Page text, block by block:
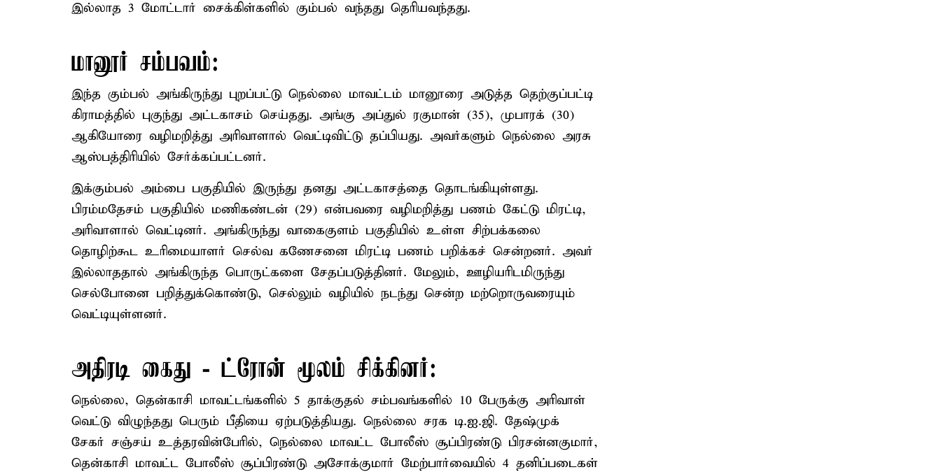
இல்லாத 3 மோட்டார் சைக்கிள்களில் கும்பல் வந்தது தெரியவந்தது.
மானூர் சம்பவம்:
இந்த கும்பல் அங்கிருந்து புறப்பட்டு நெல்லை மாவட்டம் மானூரை அடுத்த தெற்குப்பட்டி
கிராமத்தில் புகுந்து அட்டகாசம் செய்தது. அங்கு அப்துல் ரகுமான் (35), முபாரக் (30)
ஆகியோரை வழிமறித்து அரிவாளால் வெட்டிவிட்டு தப்பியது. அவர்களும் நெல்லை அரசு
ஆஸ்பத்திரியில் சேர்க்கப்பட்டனர்.
இக்கும்பல் அம்பை பகுதியில் இருந்து தனது அட்டகாசத்தை தொடங்கியுள்ளது.
பிரம்மதேசம் பகுதியில் மணிகண்டன் (29) என்பவரை வழிமறித்து பணம் கேட்டு மிரட்டி,
அரிவாளால் வெட்டினர். அங்கிருந்து வாகைகுளம் பகுதியில் உள்ள சிற்பக்கலை
தொழிற்கூட உரிமையாளர் செல்வ கணேசனை மிரட்டி பணம் பறிக்கச் சென்றனர். அவர்
இல்லாததால் அங்கிருந்த பொருட்களை சேதப்படுத்தினர். மேலும், ஊழியரிடமிருந்து
செல்போனை பறித்துக்கொண்டு, செல்லும் வழியில் நடந்து சென்ற மற்றொருவரையும்
வெட்டியுள்ளனர்.
அதிரடி கைது - ட்ரோன் மூலம் சிக்கினர்:
நெல்லை, தென்காசி மாவட்டங்களில் 5 தாக்குதல் சம்பவங்களில் 10 பேருக்கு அரிவாள்
வெட்டு விழுந்தது பெரும் பீதியை ஏற்படுத்தியது. நெல்லை சரக டி.ஐ.ஜி. தேஷ்முக்
சேகர் சஞ்சய் உத்தரவின்பேரில், நெல்லை மாவட்ட போலீஸ் சூப்பிரண்டு பிரசன்னகுமார்,
தென்காசி மாவட்ட போலீஸ் சூப்பிரண்டு அசோக்குமார் மேற்பார்வையில் 4 தனிப்படைகள்